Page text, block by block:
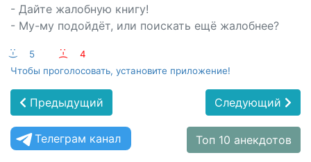
- Дайте жалобную книгу!
- Му-му подойдёт, или поискать ещё жалобнее?
:-) 5 :-(
4
Чтобы проголосовать, установите приложение!
Предыдущий Следующий
Телеграм канал Топ 10 анекдотов